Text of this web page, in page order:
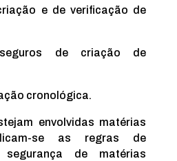
e de verificação de
de criação de
cronológica.
envolvidas matérias
se as regras de
segurança de matérias